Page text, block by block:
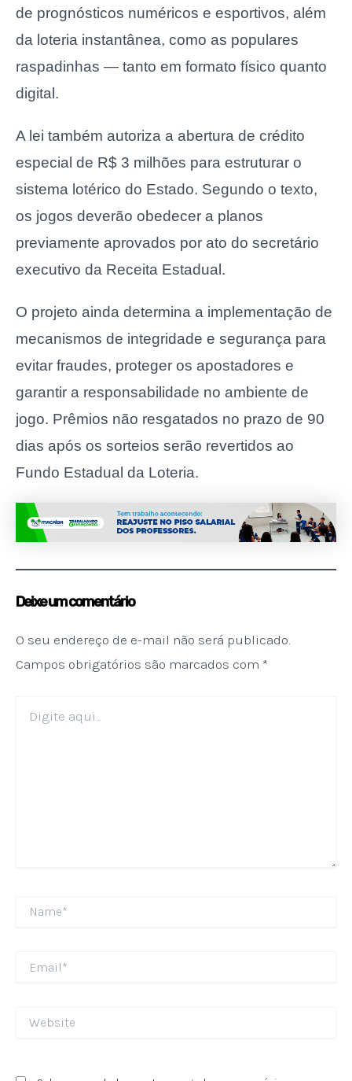
de prognósticos numéricos e esportivos, além
da loteria instantânea, como as populares
raspadinhas — tanto em formato físico quanto
digital.
A lei também autoriza a abertura de crédito
especial de R$ 3 milhões para estruturar o
sistema lotérico do Estado. Segundo o texto,
os jogos deverão obedecer a planos
previamente aprovados por ato do secretário
executivo da Receita Estadual.
O projeto ainda determina a implementação de
mecanismos de integridade e segurança para
evitar fraudes, proteger os apostadores e
garantir a responsabilidade no ambiente de
jogo. Prêmios não resgatados no prazo de 90
dias após os sorteios serão revertidos ao
Fundo Estadual da Loteria.
Deixe um comentário
O seu endereço de e-mail não será publicado.
Campos obrigatórios são marcados com *
aqui...